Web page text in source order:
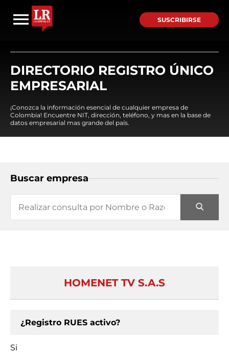
SUSCRIBIRSE
DIRECTORIO REGISTRO ÚNICO
EMPRESARIAL
¡Conozca la información esencial de cualquier empresa de
Colombia! Encuentre NIT, dirección, teléfono, y mas en la base de
datos empresarial mas grande del país.
Buscar empresa
HOMENET TV S.A.S
¿Registro RUES activo?
Si